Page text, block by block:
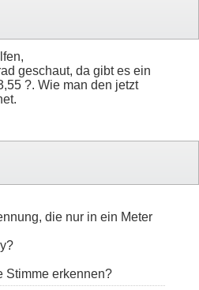
+ (1 shl i)
= on
geschaut, da gibt es ein
?. Wie man den jetzt
die nur in ein Meter
Stimme erkennen?